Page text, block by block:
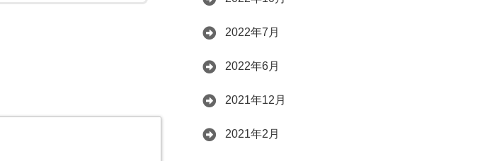
2022年7月
2022年6月
2021年12月
2021年2月